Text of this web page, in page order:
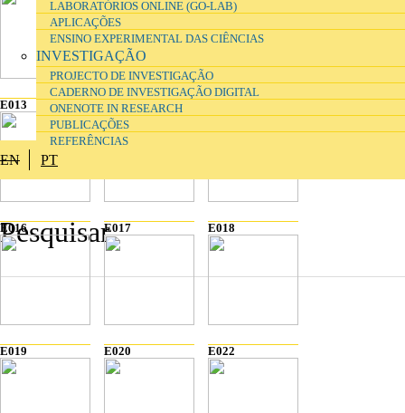
LABORATÓRIOS ONLINE (GO-LAB)
APLICAÇÕES
ENSINO EXPERIMENTAL DAS CIÊNCIAS
INVESTIGAÇÃO
PROJECTO DE INVESTIGAÇÃO
CADERNO DE INVESTIGAÇÃO DIGITAL
ONENOTE IN RESEARCH
PUBLICAÇÕES
REFERÊNCIAS
EN PT
E013 E014
E016 E017 E018
E019 E020 E022